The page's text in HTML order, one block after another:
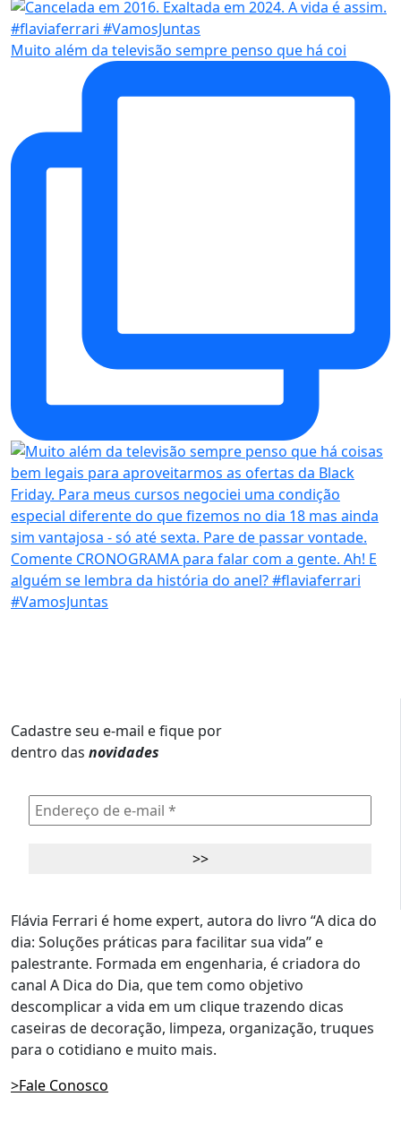
Muito além da televisão sempre penso que há coi
Cadastre seu e-mail e fique por
dentro das novidades
Flávia Ferrari é home expert, autora do livro “A dica do
dia: Soluções práticas para facilitar sua vida” e
palestrante. Formada em engenharia, é criadora do
canal A Dica do Dia, que tem como objetivo
descomplicar a vida em um clique trazendo dicas
caseiras de decoração, limpeza, organização, truques
para o cotidiano e muito mais.
>Fale Conosco